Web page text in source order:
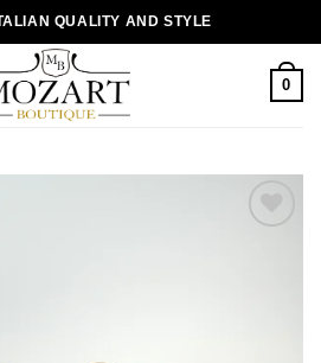
QUALITY AND STYLE
0